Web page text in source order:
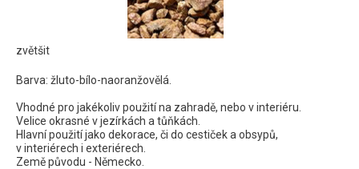
zvětšit
Barva: žluto-bílo-naoranžovělá.
Vhodné pro jakékoliv použití na zahradě, nebo v interiéru.
Velice okrasné v jezírkách a tůňkách.
Hlavní použití jako dekorace, či do cestiček a obsypů,
v interiérech i exteriérech.
Země původu - Německo.